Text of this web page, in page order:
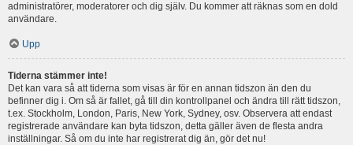
administratörer, moderatorer och dig själv. Du kommer att räknas som en dold
användare.
Upp
Tiderna stämmer inte!
Det kan vara så att tiderna som visas är för en annan tidszon än den du
befinner dig i. Om så är fallet, gå till din kontrollpanel och ändra till rätt tidszon,
t.ex. Stockholm, London, Paris, New York, Sydney, osv. Observera att endast
registrerade användare kan byta tidszon, detta gäller även de flesta andra
inställningar. Så om du inte har registrerat dig än, gör det nu!